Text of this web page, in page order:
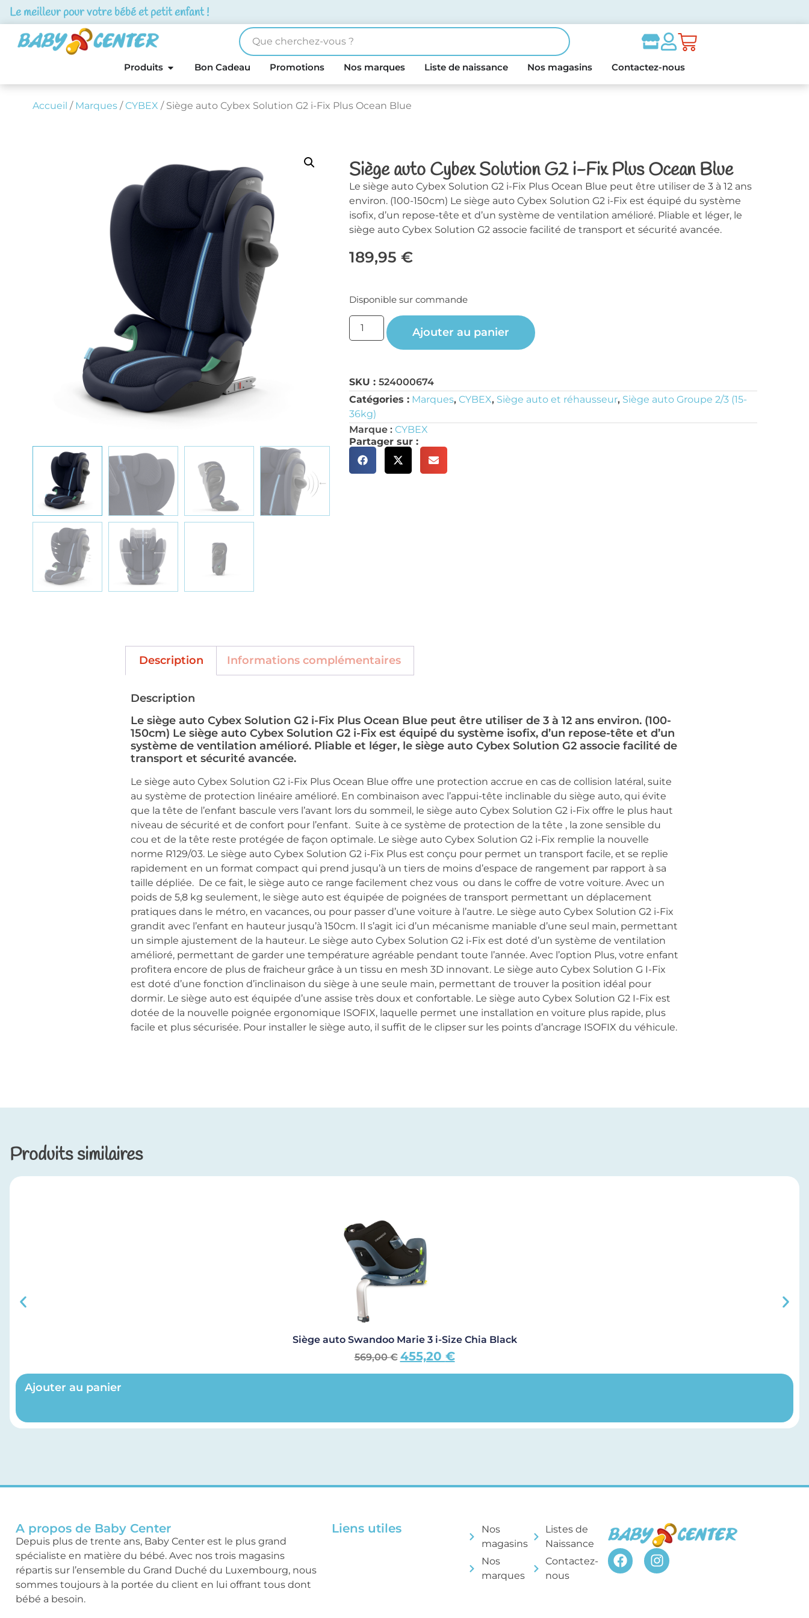
Le meilleur pour votre bébé et petit enfant !
Produits Bon Cadeau Promotions Nos marques Liste de naissance Nos magasins Contactez-nous
Accueil / Marques/CYBEX / Siège auto Cybex Solution G2 i-Fix Plus Ocean Blue
Siège auto Cybex Solution G2 i-Fix Plus Ocean Blue
Le siège auto Cybex Solution G2 i-Fix Plus Ocean Blue peut être utiliser de 3 à 12 ans
environ. (100-150cm) Le siège auto Cybex Solution G2 i-Fix est équipé du système
isofix, d’un repose-tête et d’un système de ventilation amélioré. Pliable et léger, le
siège auto Cybex Solution G2 associe facilité de transport et sécurité avancée.
189,95€
Disponible sur commande
Ajouter au panier
SKU :524000674
Catégories : Marques,CYBEX, Siège auto et réhausseur, Siège auto Groupe 2/3 (15-
36kg)
Marque :CYBEX
Partager sur :
Description Informations complémentaires
Description
Le siège auto Cybex Solution G2 i-Fix Plus Ocean Blue peut être utiliser de 3 à 12 ans environ. (100-
150cm) Le siège auto Cybex Solution G2 i-Fix est équipé du système isofix, d’un repose-tête et d’un
système de ventilation amélioré. Pliable et léger, le siège auto Cybex Solution G2 associe facilité de
transport et sécurité avancée.
Le siège auto Cybex Solution G2 i-Fix Plus Ocean Blue offre une protection accrue en cas de collision latéral, suite
au système de protection linéaire amélioré. En combinaison avec l’appui-tête inclinable du siège auto, qui évite
que la tête de l’enfant bascule vers l’avant lors du sommeil, le siège auto Cybex Solution G2 i-Fix offre le plus haut
niveau de sécurité et de confort pour l’enfant. Suite à ce système de protection de la tête , la zone sensible du
cou et de la tête reste protégée de façon optimale. Le siège auto Cybex Solution G2 i-Fix remplie la nouvelle
norme R129/03. Le siège auto Cybex Solution G2 i-Fix Plus est conçu pour permet un transport facile, et se replie
rapidement en un format compact qui prend jusqu’à un tiers de moins d’espace de rangement par rapport à sa
taille dépliée. De ce fait, le siège auto ce range facilement chez vous ou dans le coffre de votre voiture. Avec un
poids de 5,8 kg seulement, le siège auto est équipée de poignées de transport permettant un déplacement
pratiques dans le métro, en vacances, ou pour passer d’une voiture à l’autre. Le siège auto Cybex Solution G2 i-Fix
grandit avec l’enfant en hauteur jusqu’à 150cm. Il s’agit ici d’un mécanisme maniable d’une seul main, permettant
un simple ajustement de la hauteur. Le siège auto Cybex Solution G2 i-Fix est doté d’un système de ventilation
amélioré, permettant de garder une température agréable pendant toute l’année. Avec l’option Plus, votre enfant
profitera encore de plus de fraicheur grâce à un tissu en mesh 3D innovant. Le siège auto Cybex Solution G I-Fix
est doté d’une fonction d’inclinaison du siège à une seule main, permettant de trouver la position idéal pour
dormir. Le siège auto est équipée d’une assise très doux et confortable. Le siège auto Cybex Solution G2 I-Fix est
dotée de la nouvelle poignée ergonomique ISOFIX, laquelle permet une installation en voiture plus rapide, plus
facile et plus sécurisée. Pour installer le siège auto, il suffit de le clipser sur les points d’ancrage ISOFIX du véhicule.
Produits similaires
Siège auto Swandoo Marie 3 i-Size Chia Black
569,00€ 455,20 €
Ajouter au panier
A propos de Baby Center
Depuis plus de trente ans, Baby Center est le plus grand
spécialiste en matière du bébé. Avec nos trois magasins
répartis sur l’ensemble du Grand Duché du Luxembourg, nous
sommes toujours à la portée du client en lui offrant tous dont
bébé a besoin.
Liens utiles
Nos
magasins
Nos
marques
Listes de
Naissance
Contactez-
nous